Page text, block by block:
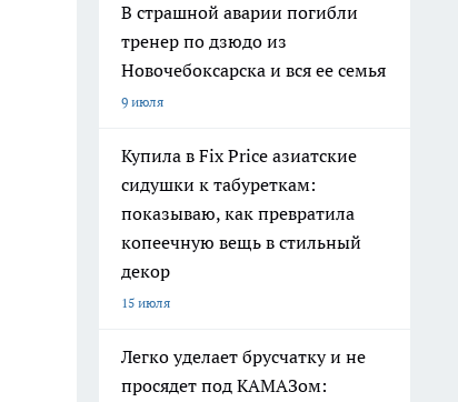
В страшной аварии погибли
тренер по дзюдо из
Новочебоксарска и вся ее семья
9 июля
Купила в Fix Price азиатские
сидушки к табуреткам:
показываю, как превратила
копеечную вещь в стильный
декор
15 июля
Легко уделает брусчатку и не
просядет под КАМАЗом: